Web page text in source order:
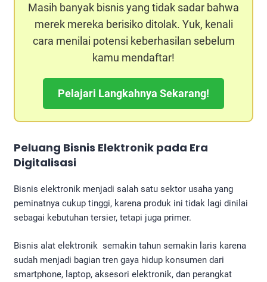
Masih banyak bisnis yang tidak sadar bahwa
merek mereka berisiko ditolak. Yuk, kenali
cara menilai potensi keberhasilan sebelum
kamu mendaftar!
Pelajari Langkahnya Sekarang!
Peluang Bisnis Elektronik pada Era
Digitalisasi
Bisnis elektronik menjadi salah satu sektor usaha yang
peminatnya cukup tinggi, karena produk ini tidak lagi dinilai
sebagai kebutuhan tersier, tetapi juga primer.
Bisnis alat elektronik semakin tahun semakin laris karena
sudah menjadi bagian tren gaya hidup konsumen dari
smartphone, laptop, aksesori elektronik, dan perangkat